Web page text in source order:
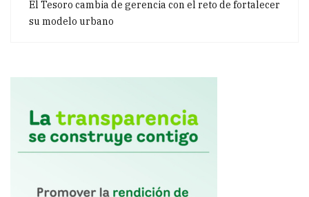
El Tesoro cambia de gerencia con el reto de fortalecer
su modelo urbano